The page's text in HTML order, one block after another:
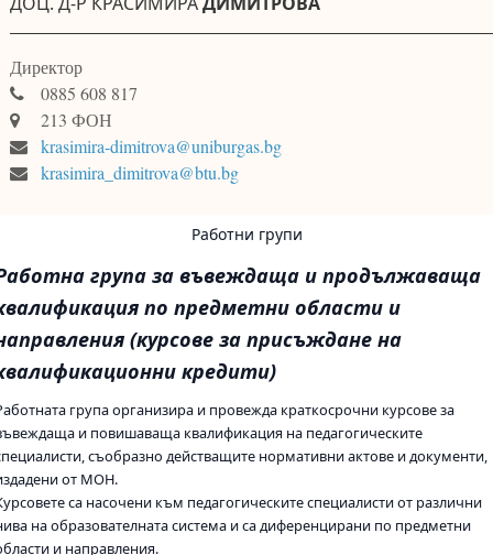
Директор
0885 608 817
213 ФОН
krasimira-dimitrova@uniburgas.bg
krasimira_dimitrova@btu.bg
Работни групи
група за въвеждаща и продължаваща
по предметни области и
(курсове за присъждане на
кредити)
група организира и провежда краткосрочни курсове за
и повишаваща квалификация на педагогическите
съобразно действащите нормативни актове и документи,
от МОН.
са насочени към педагогическите специалисти от различни
на образователната система и са диференцирани по предметни
и направления.